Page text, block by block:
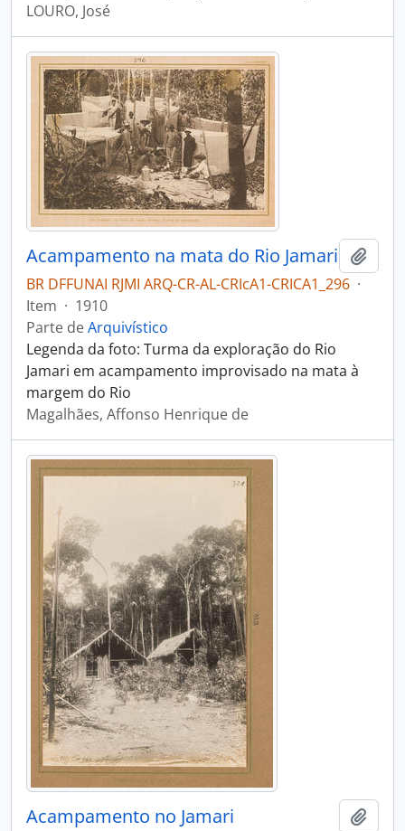
LOURO, José
Acampamento na mata do Rio Jamari
BR DFFUNAI RJMI ARQ-CR-AL-CRIcA1-CRICA1_296 ·
Item · 1910
Parte deArquivístico
Legenda da foto: Turma da exploração do Rio
Jamari em acampamento improvisado na mata à
margem do Rio
Magalhães, Affonso Henrique de
Acampamento no Jamari